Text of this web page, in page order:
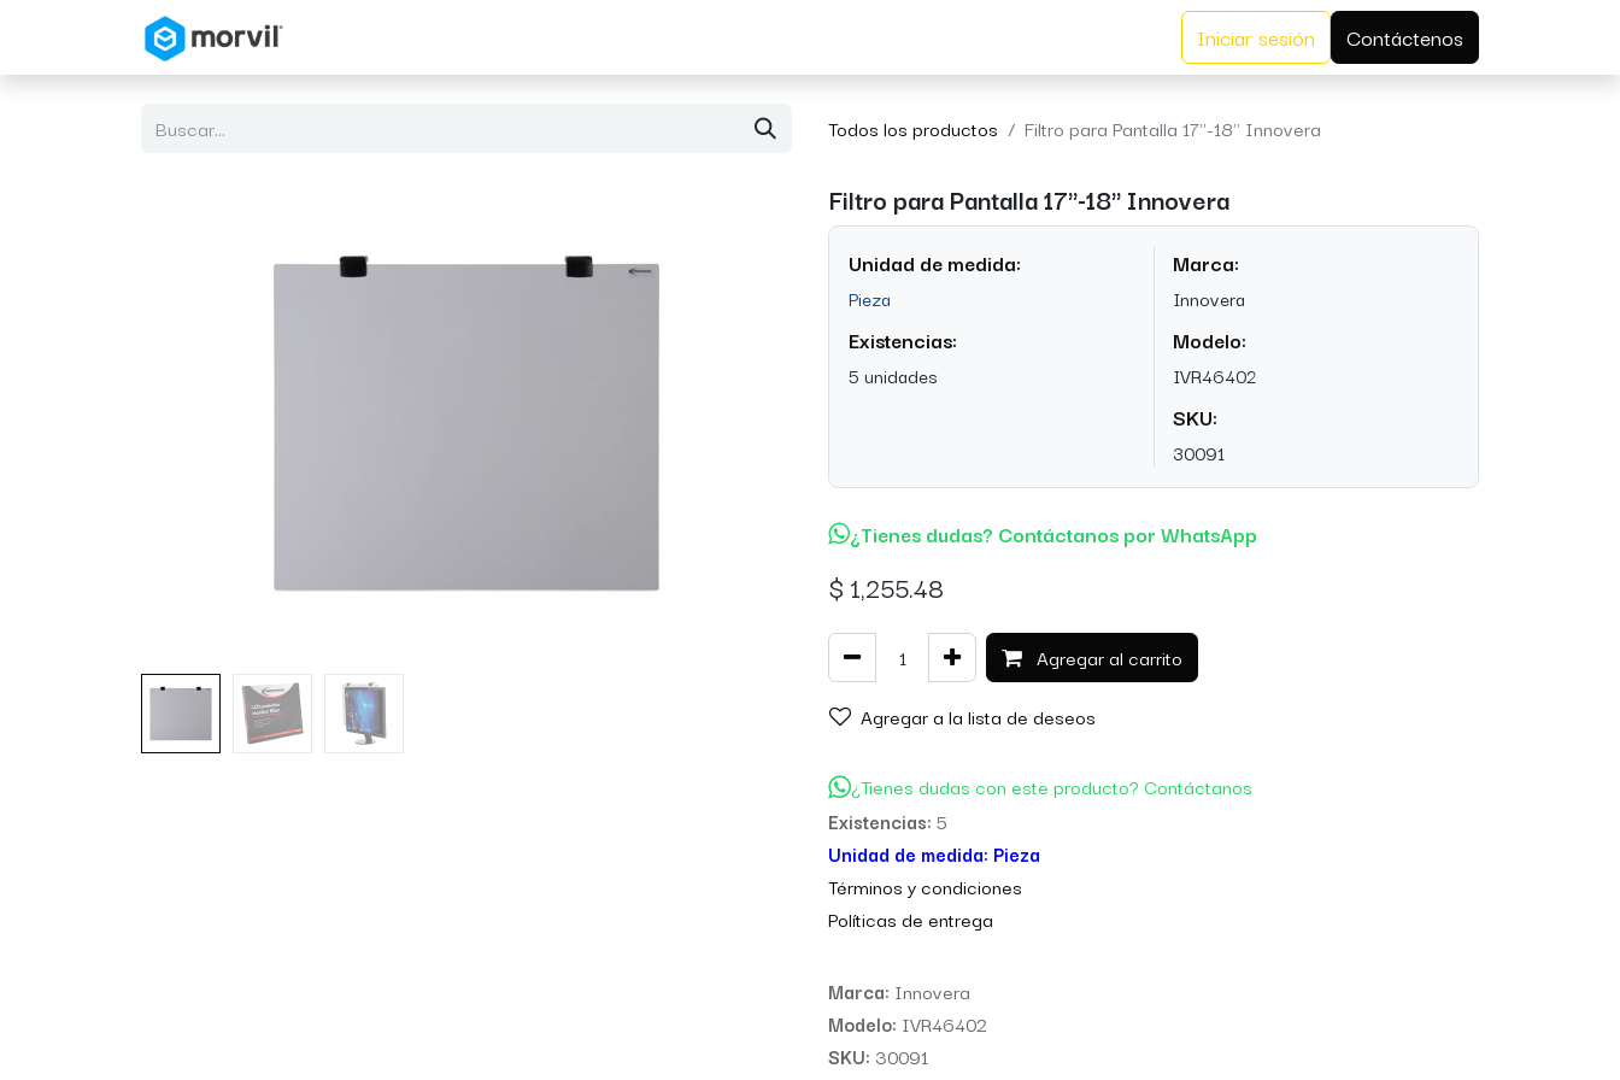
Iniciar sesión Contáctenos
Todos los productos Filtro para Pantalla 17''-18" Innovera
Filtro para Pantalla 17''-18" Innovera
Unidad de medida:
Pieza
Existencias:
5 unidades
Marca:
Innovera
Modelo:
IVR46402
SKU:
30091
¿Tienes dudas? Contáctanos por WhatsApp
$ 1,255.48
Agregar al carrito
Agregar a la lista de deseos
¿Tienes dudas con este producto? Contáctanos
Existencias: 5
Unidad de medida: Pieza
Términos y condiciones
Políticas de entrega
Marca: Innovera
Modelo: IVR46402
SKU: 30091